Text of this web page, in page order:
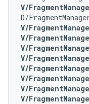
V/
V/
V/
V/
V/
V/
V/
V/
V/